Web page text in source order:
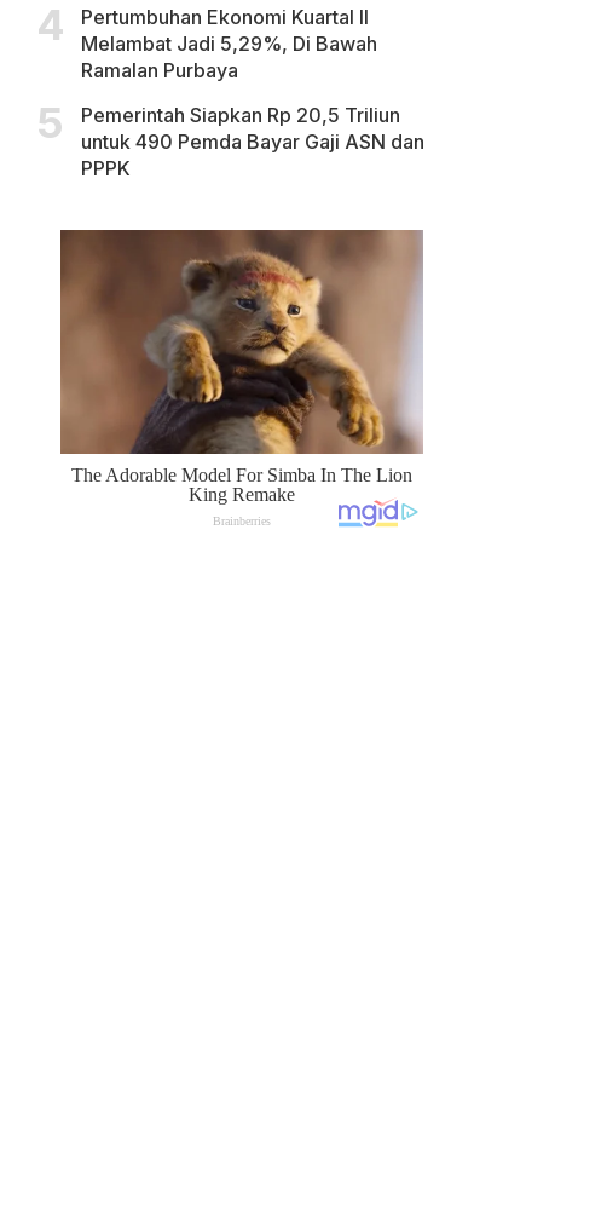
Pertumbuhan Ekonomi Kuartal II
Melambat Jadi 5,29%, Di Bawah
Ramalan Purbaya
Pemerintah Siapkan Rp 20,5 Triliun
untuk 490 Pemda Bayar Gaji ASN dan
PPPK